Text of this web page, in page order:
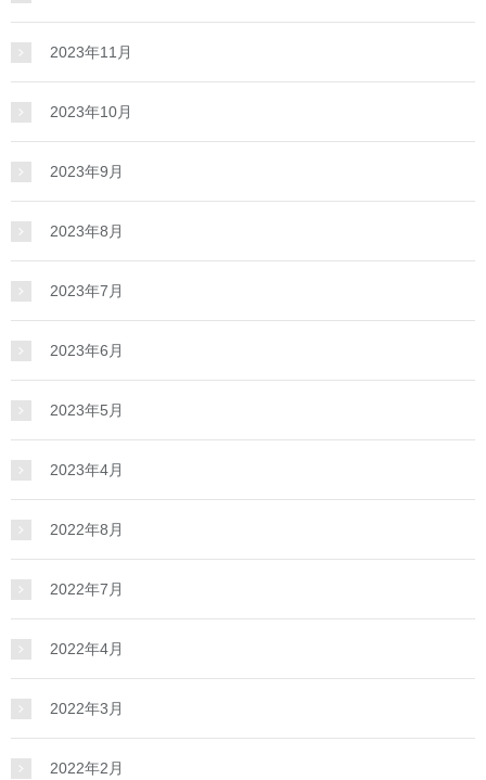
2023年11月
2023年10月
2023年9月
2023年8月
2023年7月
2023年6月
2023年5月
2023年4月
2022年8月
2022年7月
2022年4月
2022年3月
2022年2月